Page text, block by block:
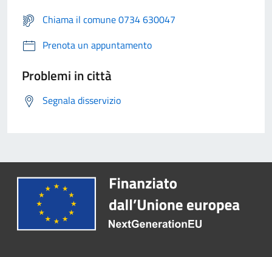
Chiama il comune 0734 630047
Prenota un appuntamento
Problemi in città
Segnala disservizio